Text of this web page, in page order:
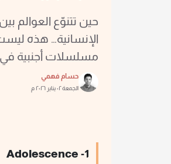
حين تتنوّع العوالم
مسلسلات أجنبية في عام
حسام فهمي
الجمعة ٠٢ يناير ٢٠٢٦ م
1- Adolescence